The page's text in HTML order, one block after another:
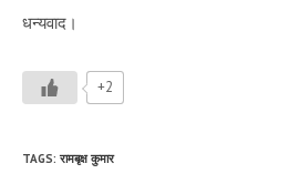
धन्यवाद।
+2
TAGS: रामबृक्ष कुमार